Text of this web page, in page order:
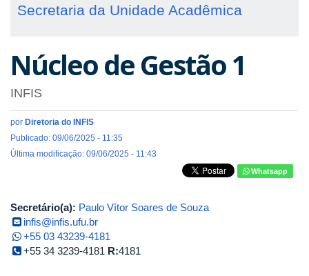
Secretaria da Unidade Acadêmica
Núcleo de Gestão 1
INFIS
por Diretoria do INFIS
Publicado: 09/06/2025 - 11:35
Última modificação: 09/06/2025 - 11:43
Whatsapp
Secretário(a): Paulo Vítor Soares de Souza
infis@infis.ufu.br
+55 03 43239-4181
+55 34 3239-4181 R:4181